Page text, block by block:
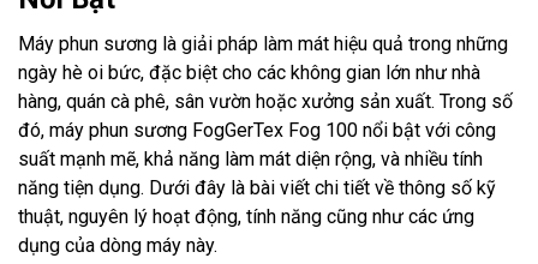
Máy phun sương là giải pháp làm mát hiệu quả trong những
ngày hè oi bức, đặc biệt cho các không gian lớn như nhà
hàng, quán cà phê, sân vườn hoặc xưởng sản xuất. Trong số
đó, máy phun sương FogGerTex Fog 100 nổi bật với công
suất mạnh mẽ, khả năng làm mát diện rộng, và nhiều tính
năng tiện dụng. Dưới đây là bài viết chi tiết về thông số kỹ
thuật, nguyên lý hoạt động, tính năng cũng như các ứng
dụng của dòng máy này.